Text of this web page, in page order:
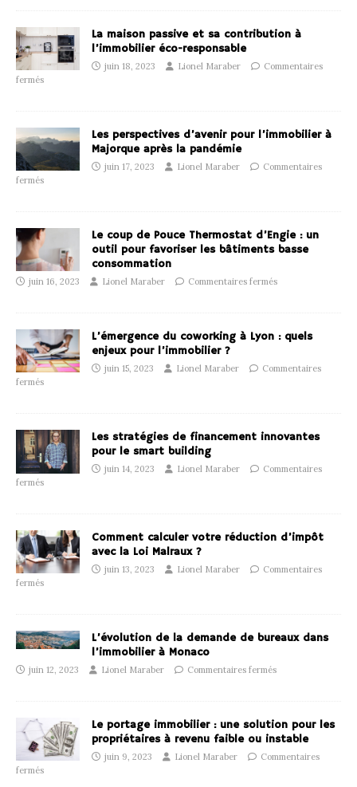
La maison passive et sa contribution à
l’immobilier éco-responsable
juin 18, 2023 Lionel Maraber
Commentaires
fermés
Les perspectives d’avenir pour l’immobilier à
Majorque après la pandémie
juin 17, 2023 Lionel Maraber
Commentaires
fermés
Le coup de Pouce Thermostat d’Engie : un
outil pour favoriser les bâtiments basse
consommation
juin 16, 2023 Lionel Maraber Commentaires fermés
L’émergence du coworking à Lyon : quels
enjeux pour l’immobilier ?
juin 15, 2023 Lionel Maraber
Commentaires
fermés
Les stratégies de financement innovantes
pour le smart building
juin 14, 2023 Lionel Maraber
Commentaires
fermés
Comment calculer votre réduction d’impôt
avec la Loi Malraux ?
juin 13, 2023 Lionel Maraber
Commentaires
fermés
L’évolution de la demande de bureaux dans
l’immobilier à Monaco
juin 12, 2023 Lionel Maraber Commentaires fermés
Le portage immobilier : une solution pour les
propriétaires à revenu faible ou instable
juin 9, 2023 Lionel Maraber
Commentaires
fermés